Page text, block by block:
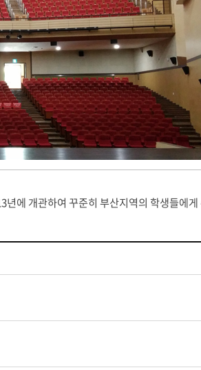
에 개관하여 꾸준히 부산지역의 학생들에게